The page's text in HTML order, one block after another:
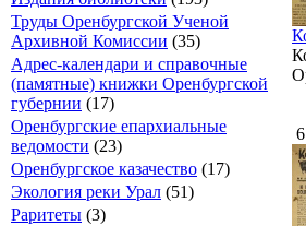
Труды Оренбургской Ученой
Архивной Комиссии (35)
Адрес-календари и справочные
(памятные) книжки Оренбургской
губернии (17)
Оренбургские епархиальные
ведомости (23)
Оренбургское казачество (17)
Экология реки Урал (51)
Раритеты (3)